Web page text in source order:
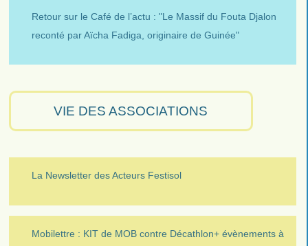
Retour sur le Café de l’actu : "Le Massif du Fouta Djalon
reconté par Aïcha Fadiga, originaire de Guinée"
VIE DES ASSOCIATIONS
La Newsletter des Acteurs Festisol
Mobilettre : KIT de MOB contre Décathlon+ évènements à